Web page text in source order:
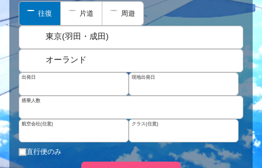
往復 片道 周遊
東京(羽田・成田)
オーランド
出発日 現地出発日
搭乗人数
航空会社(任意) クラス(任意)
直行便のみ